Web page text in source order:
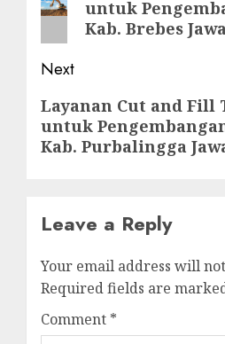
post:
untuk
Kab. Brebes
Next
Next
post:
Layanan Cut and Fill
untuk
Kab. Purbalingga
Leave a Reply
Your email address will
Required fields are
Comment *